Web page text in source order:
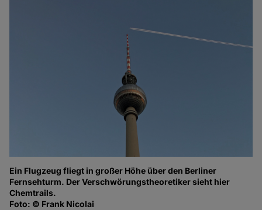
Ein Flugzeug fliegt in großer Höhe über den Berliner
Fernsehturm. Der Verschwörungstheoretiker sieht hier
Chemtrails.
Foto: © Frank Nicolai